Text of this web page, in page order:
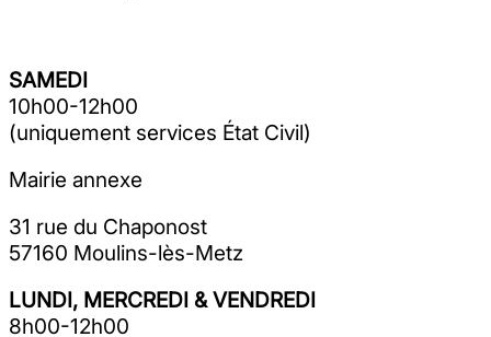
SAMEDI
10h00-12h00
(uniquement services État Civil)
Mairie annexe
31 rue du Chaponost
57160 Moulins-lès-Metz
LUNDI, MERCREDI & VENDREDI
8h00-12h00